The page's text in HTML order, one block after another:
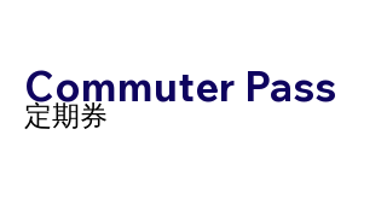
Commuter Pass
定期券